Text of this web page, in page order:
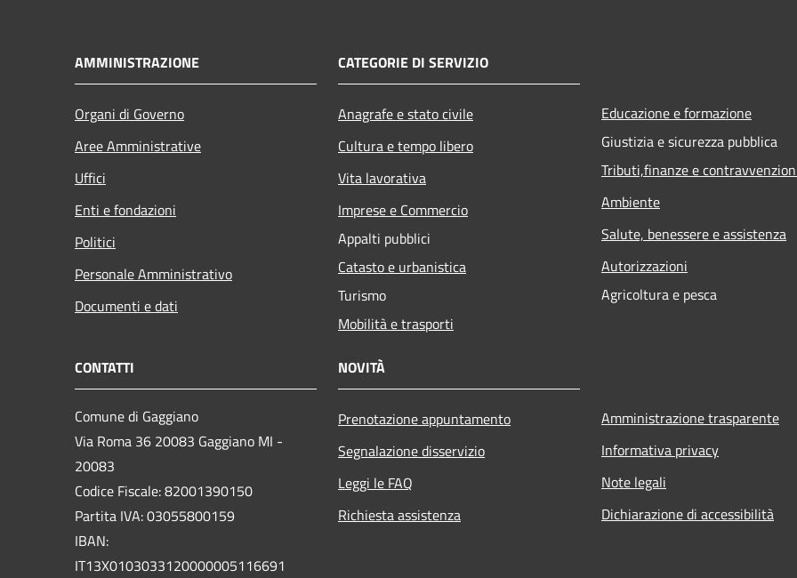
AMMINISTRAZIONE
Organi di Governo
Aree Amministrative
Uffici
Enti e fondazioni
Politici
Personale Amministrativo
Documenti e dati
CATEGORIE DI SERVIZIO
Anagrafe e stato civile
Cultura e tempo libero
Vita lavorativa
Imprese e Commercio
Appalti pubblici
Catasto e urbanistica
Turismo
Mobilità e trasporti
Educazione e formazione
Giustizia e sicurezza pubblica
Tributi,finanze e
Ambiente
Salute, benessere e assistenza
Autorizzazioni
Agricoltura e pesca
CONTATTI
Comune di Gaggiano
Via Roma 36 20083 Gaggiano MI -
20083
Codice Fiscale: 82001390150
Partita IVA: 03055800159
IBAN:
IT13X0103033120000005116691
NOVITÀ
Prenotazione appuntamento
Segnalazione disservizio
Leggi le FAQ
Richiesta assistenza
Amministrazione trasparente
Informativa privacy
Note legali
Dichiarazione di accessibilità